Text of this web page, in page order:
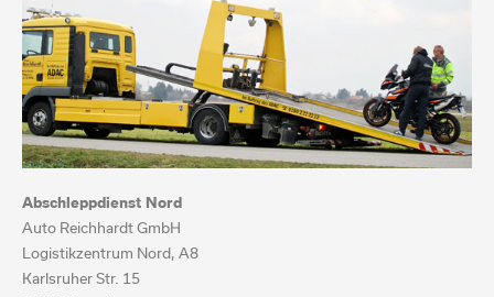
Abschleppdienst Nord
Auto Reichhardt GmbH
Logistikzentrum Nord, A8
Karlsruher Str. 15